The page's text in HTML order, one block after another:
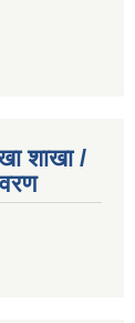
शाखा /